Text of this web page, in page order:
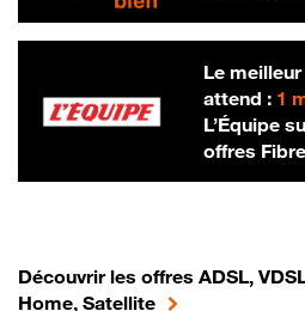
Le
attend : 1
L’Équipe
offres Fibre
Découvrir les offres ADSL,
Home, Satellite